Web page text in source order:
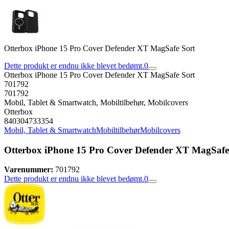
Otterbox iPhone 15 Pro Cover Defender XT MagSafe Sort
Dette produkt er endnu ikke blevet bedømt.0
Otterbox iPhone 15 Pro Cover Defender XT MagSafe Sort
701792
701792
Mobil, Tablet & Smartwatch, Mobiltilbehør, Mobilcovers
Otterbox
840304733354
Mobil, Tablet & SmartwatchMobiltilbehørMobilcovers
Otterbox iPhone 15 Pro Cover Defender XT
Varenummer: 701792
Dette produkt er endnu ikke blevet bedømt.0